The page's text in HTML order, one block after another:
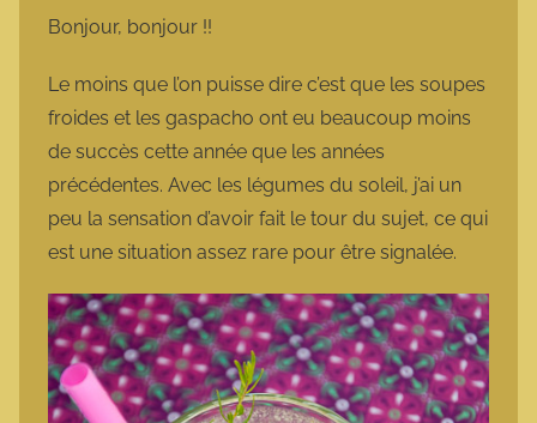
o
t
t
e
Bonjour, bonjour !!
Le moins que l’on puisse dire c’est que les soupes
froides et les gaspacho ont eu beaucoup moins
de succès cette année que les années
précédentes. Avec les légumes du soleil, j’ai un
peu la sensation d’avoir fait le tour du sujet, ce qui
est une situation assez rare pour être signalée.